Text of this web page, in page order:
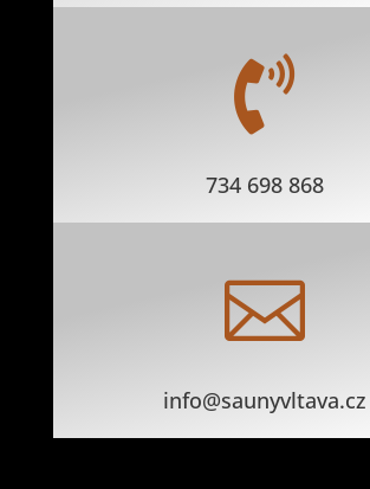

734 698 868

info@saunyvltava.cz